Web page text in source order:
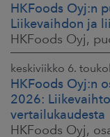
HKFoods Oyj:n
Liikevaihdon ja
HKFoods Oyj,
keskiviikko 6.
HKFoods Oyj:n
2026:
vertailukaudesta
HKFoods Oyj,